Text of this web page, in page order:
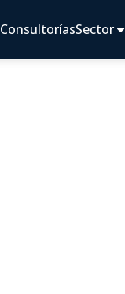
ConsultoríasSector